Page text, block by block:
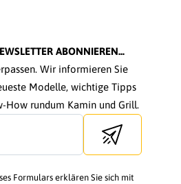
ABONNIEREN...
Wir informieren Sie
Modelle, wichtige Tipps
How rundum Kamin und Grill.
Send newsletter
Formulars erklären Sie sich mit